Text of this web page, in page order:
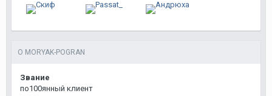
О MORYAK-POGRAN
Звание
по100янный клиент